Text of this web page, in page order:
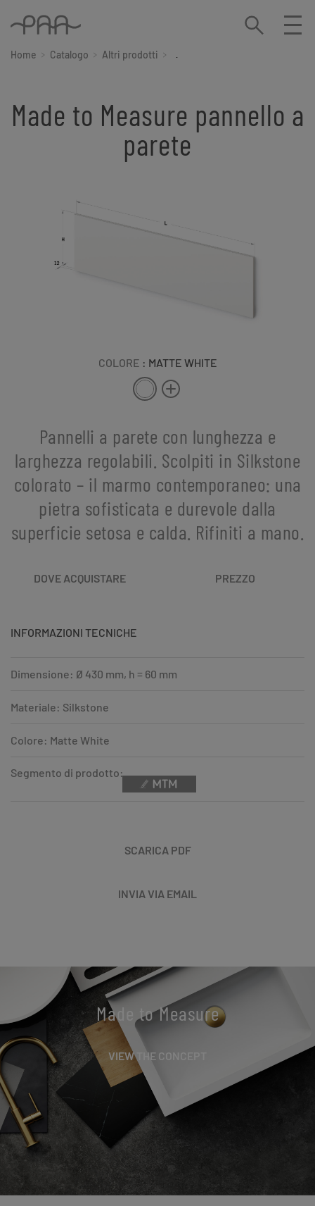
Home Catalogo Altri prodotti Made to Measure pannello a
Made to Measure pannello a
parete
COLORE : MATTE WHITE
Pannelli a parete con lunghezza e
larghezza regolabili. Scolpiti in Silkstone
colorato – il marmo contemporaneo: una
pietra sofisticata e durevole dalla
superficie setosa e calda. Rifiniti a mano.
DOVE ACQUISTARE PREZZO
INFORMAZIONI TECNICHE
Dimensione: Ø 430 mm, h = 60 mm
Materiale: Silkstone
Colore: Matte White
Segmento di prodotto:
SCARICA PDF
INVIA VIA EMAIL
Made to Measure
VIEW THE CONCEPT